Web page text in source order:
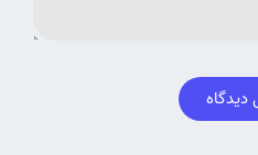
دیدگاه